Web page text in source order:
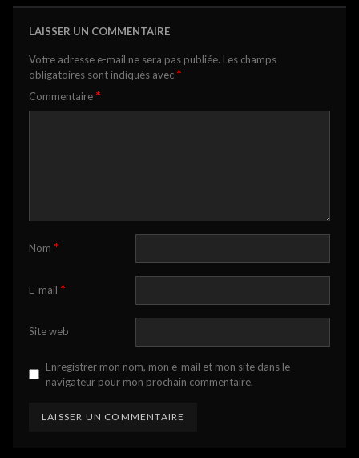
LAISSER UN COMMENTAIRE
Votre adresse e-mail ne sera pas publiée. Les champs
obligatoires sont indiqués avec *
Commentaire *
Nom *
E-mail *
Site web
Enregistrer mon nom, mon e-mail et mon site dans le
navigateur pour mon prochain commentaire.